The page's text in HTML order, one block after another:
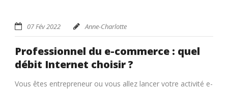
07 Fév 2022 Anne-Charlotte
Professionnel du e-commerce : quel
débit Internet choisir ?
Vous êtes entrepreneur ou vous allez lancer votre activité e-